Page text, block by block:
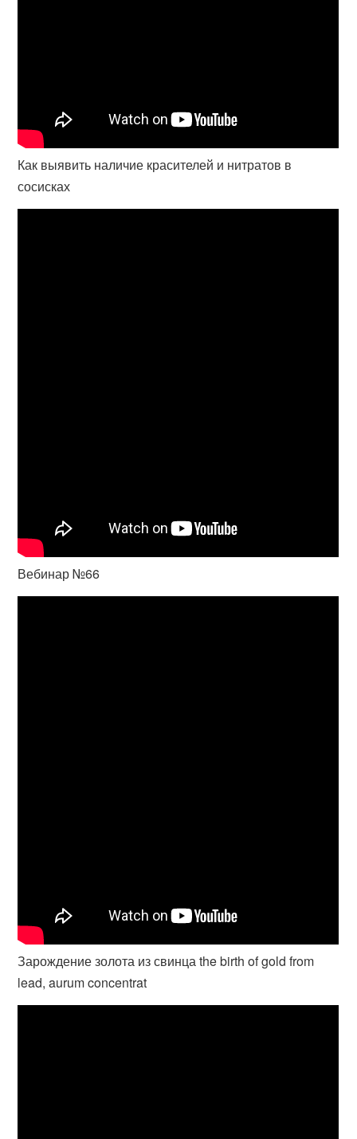
Как выявить наличие красителей и нитратов в
сосисках
Вебинар №66
Зарождение золота из свинца the birth of gold from
lead, aurum concentrat